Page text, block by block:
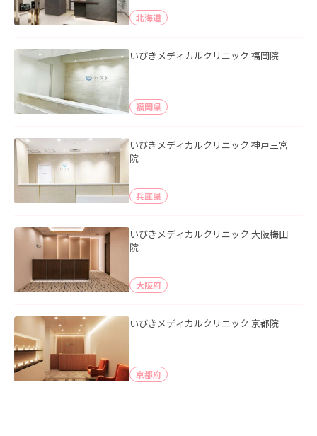
北海道
いびきメディカルクリニック 福岡院
福岡県
いびきメディカルクリニック 神戸三宮
院
兵庫県
いびきメディカルクリニック 大阪梅田
院
大阪府
いびきメディカルクリニック 京都院
京都府